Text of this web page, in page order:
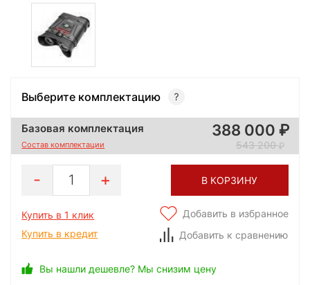
Выберите комплектацию
Базовая комплектация
Состав комплектации
388 000
543 200
1 В КОРЗИНУ
Купить в 1 клик
Купить в кредит
Добавить в избранное
Добавить к сравнению
Вы нашли дешевле? Мы снизим цену